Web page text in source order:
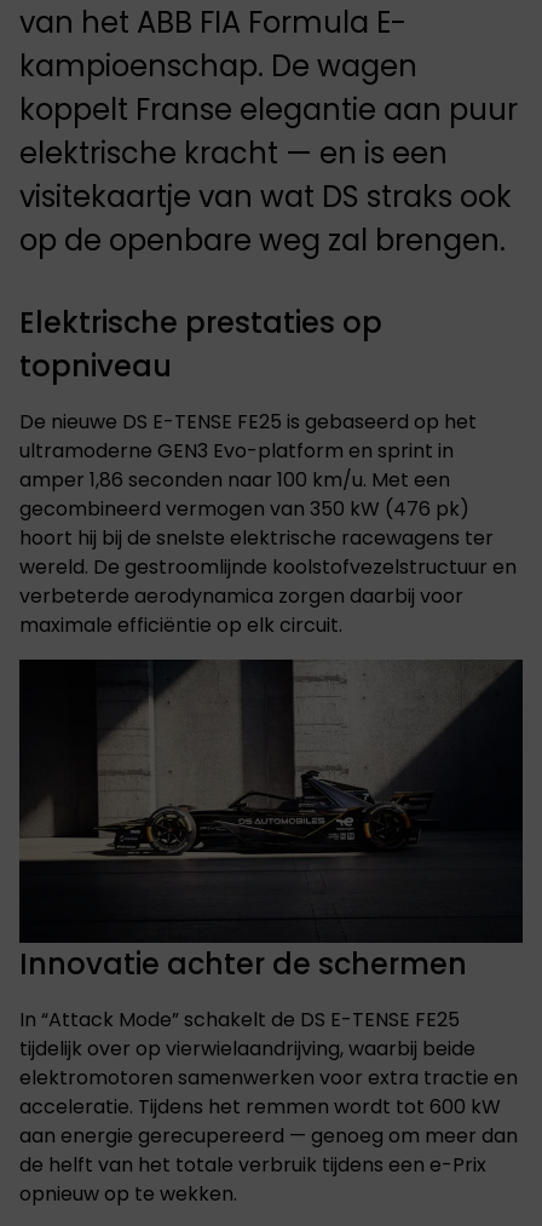
van het ABB FIA Formula E-
kampioenschap. De wagen
koppelt Franse elegantie aan puur
elektrische kracht — en is een
visitekaartje van wat DS straks ook
op de openbare weg zal brengen.
Elektrische prestaties op
topniveau
De nieuwe DS E-TENSE FE25 is gebaseerd op het
ultramoderne GEN3 Evo-platform en sprint in
amper 1,86 seconden naar 100 km/u. Met een
gecombineerd vermogen van 350 kW (476 pk)
hoort hij bij de snelste elektrische racewagens ter
wereld. De gestroomlijnde koolstofvezelstructuur en
verbeterde aerodynamica zorgen daarbij voor
maximale efficiëntie op elk circuit.
Innovatie achter de schermen
In “Attack Mode” schakelt de DS E-TENSE FE25
tijdelijk over op vierwielaandrijving, waarbij beide
elektromotoren samenwerken voor extra tractie en
acceleratie. Tijdens het remmen wordt tot 600 kW
aan energie gerecupereerd — genoeg om meer dan
de helft van het totale verbruik tijdens een e-Prix
opnieuw op te wekken.